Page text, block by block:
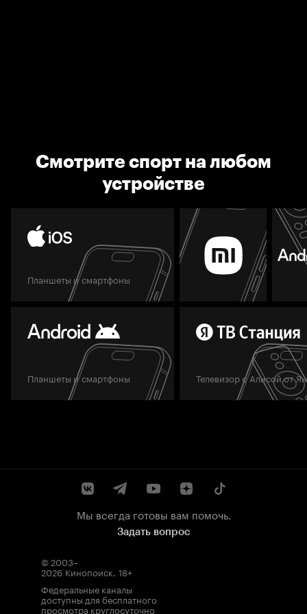
Смотрите спорт на любом
устройстве
Планшеты и смартфоны
Планшеты и смартфоны Телевизор с Алисой от
Мы всегда готовы вам помочь.
Задать вопрос
© 2003–
2026 Кинопоиск. 18+
Федеральные каналы
доступны для бесплатного
просмотра круглосуточно